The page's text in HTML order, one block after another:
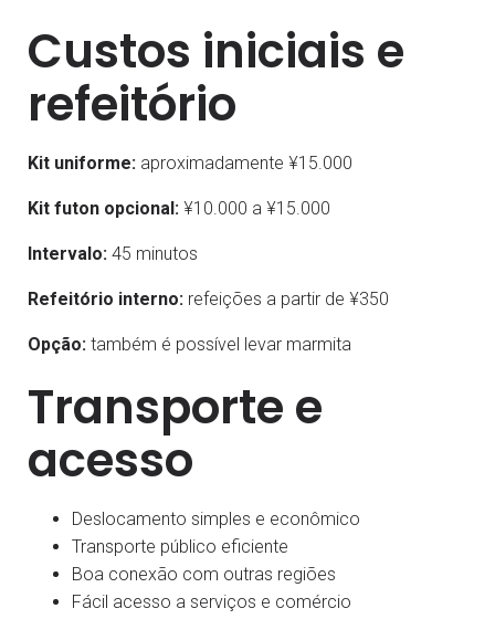
Custos iniciais e
refeitório
Kit uniforme: aproximadamente ¥15.000
Kit futon opcional: ¥10.000 a ¥15.000
Intervalo: 45 minutos
Refeitório interno: refeições a partir de ¥350
Opção: também é possível levar marmita
Transporte e
acesso
Deslocamento simples e econômico
Transporte público eficiente
Boa conexão com outras regiões
Fácil acesso a serviços e comércio